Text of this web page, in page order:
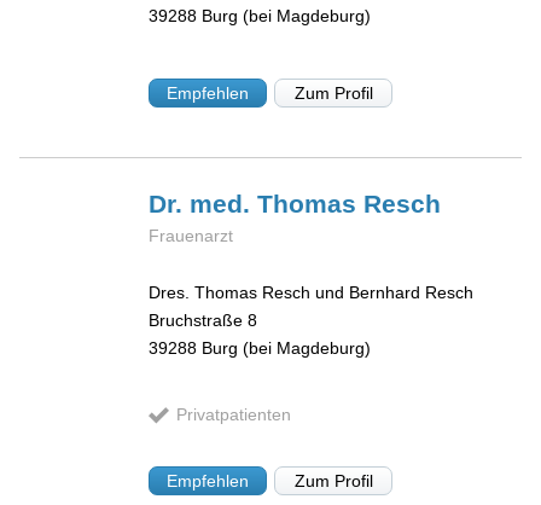
39288 Burg (bei Magdeburg)
Empfehlen Zum Profil
Dr. med. Thomas Resch
Frauenarzt
Dres. Thomas Resch und Bernhard Resch
Bruchstraße 8
39288 Burg (bei Magdeburg)
Privatpatienten
Empfehlen Zum Profil